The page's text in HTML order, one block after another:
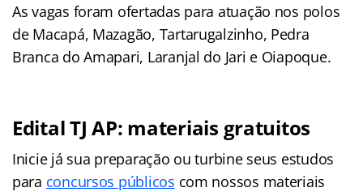
As vagas foram ofertadas para atuação nos polos
de Macapá, Mazagão, Tartarugalzinho, Pedra
Branca do Amapari, Laranjal do Jari e Oiapoque.
Edital TJ AP: materiais gratuitos
Inicie já sua preparação ou turbine seus estudos
para concursos públicos com nossos materiais